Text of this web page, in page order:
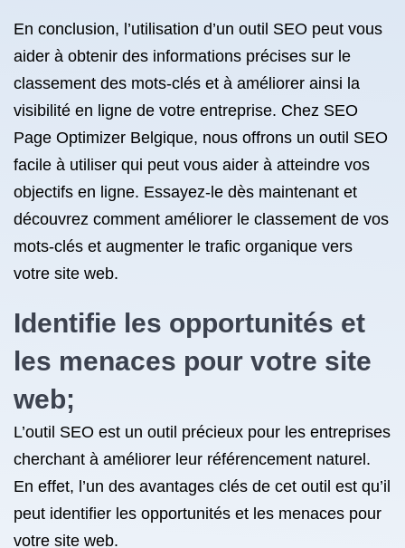
En conclusion, l’utilisation d’un outil SEO peut vous
aider à obtenir des informations précises sur le
classement des mots-clés et à améliorer ainsi la
visibilité en ligne de votre entreprise. Chez SEO
Page Optimizer Belgique, nous offrons un outil SEO
facile à utiliser qui peut vous aider à atteindre vos
objectifs en ligne. Essayez-le dès maintenant et
découvrez comment améliorer le classement de vos
mots-clés et augmenter le trafic organique vers
votre site web.
Identifie les opportunités et
les menaces pour votre site
web;
L’outil SEO est un outil précieux pour les entreprises
cherchant à améliorer leur référencement naturel.
En effet, l’un des avantages clés de cet outil est qu’il
peut identifier les opportunités et les menaces pour
votre site web.